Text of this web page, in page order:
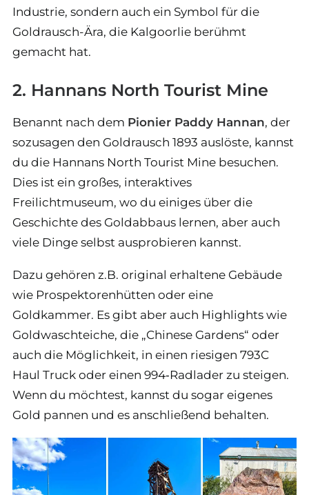
Industrie, sondern auch ein Symbol für die
Goldrausch-Ära, die Kalgoorlie berühmt
gemacht hat.
2. Hannans North Tourist Mine
Benannt nach dem Pionier Paddy Hannan, der
sozusagen den Goldrausch 1893 auslöste, kannst
du die Hannans North Tourist Mine besuchen.
Dies ist ein großes, interaktives
Freilichtmuseum, wo du einiges über die
Geschichte des Goldabbaus lernen, aber auch
viele Dinge selbst ausprobieren kannst.
Dazu gehören z.B. original erhaltene Gebäude
wie Prospektorenhütten oder eine
Goldkammer. Es gibt aber auch Highlights wie
Goldwaschteiche, die „Chinese Gardens“ oder
auch die Möglichkeit, in einen riesigen 793C
Haul Truck oder einen 994‑Radlader zu steigen.
Wenn du möchtest, kannst du sogar eigenes
Gold pannen und es anschließend behalten.